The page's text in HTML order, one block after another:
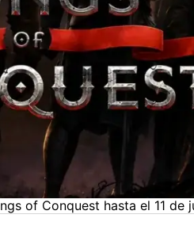
of Conquest hasta el 11 de